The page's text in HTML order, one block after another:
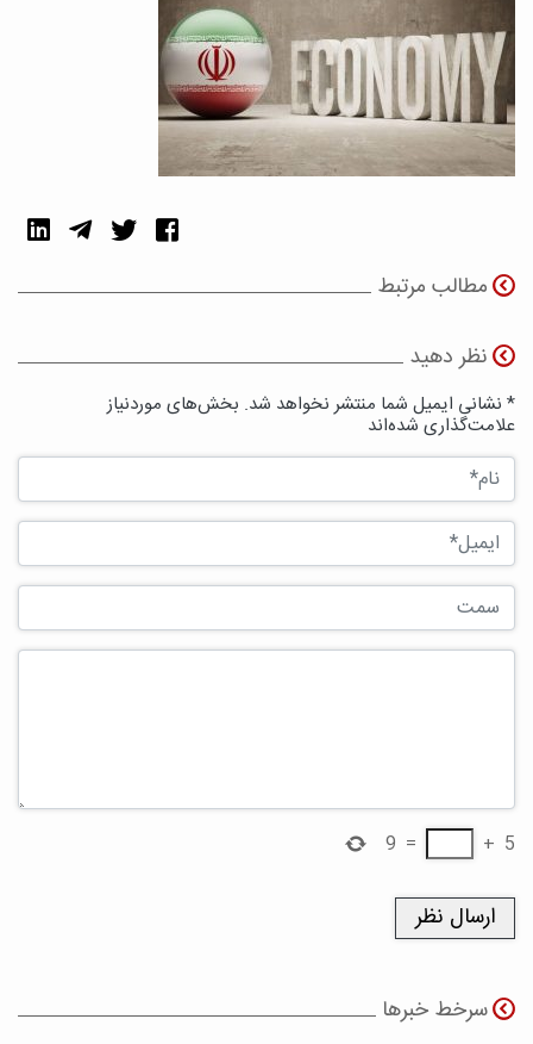
مطالب مرتبط
نظر دهید
* نشانی ایمیل شما منتشر نخواهد شد. بخش‌های موردنیاز
علامت‌گذاری شده‌اند
5
+
=
9
سرخط خبرها